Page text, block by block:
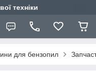
техніки
для бензопил